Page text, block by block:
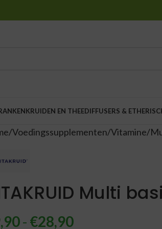
KRUIDEN EN THEEDIFFUSERS &
Voedingssupplementen Vitamine
Multi
- €28,90